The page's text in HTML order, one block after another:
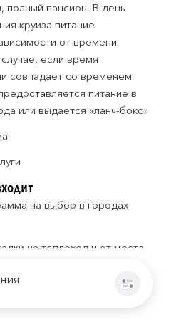
полный пансион. В день
круиза питание
от времени
если время
совпадает со временем
питание в
или выдается «ланч-бокс»
на выбор в городах
на теплоход и от места